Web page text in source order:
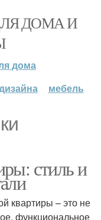
ДОМА И
дома
мебель
стиль и
квартиры – это не
функциональное